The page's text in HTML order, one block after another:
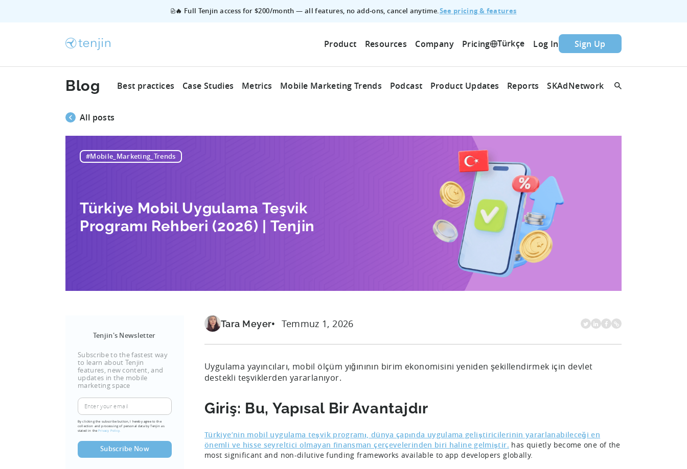
🔥 Full Tenjin access for $200/month — all features, no add‑ons, cancel anytime.See pricing & features
Product Resources Company Pricing Türkçe Log In Sign Up
Blog Best practices Case Studies Metrics Mobile Marketing Trends Podcast Product Updates Reports SKAdNetwork
All posts
#Mobile_Marketing_Trends
Türkiye Mobil Uygulama Teşvik
Programı Rehberi (2026) | Tenjin
Tenjin's Newsletter
Subscribe to the fastest way
to learn about Tenjin
features, new content, and
updates in the mobile
marketing space
By clicking the subscribe button, I hereby agree to the
collection and processing of personal data by Tenjin as
stated in thePrivacy Policy.
Tara Meyer Temmuz 1, 2026
Uygulama yayıncıları, mobil ölçüm yığınının birim ekonomisini yeniden şekillendirmek için devlet
destekli teşviklerden yararlanıyor.
Giriş: Bu, Yapısal Bir Avantajdır
Türkiye’nin mobil uygulama teşvik programı, dünya çapında uygulama geliştiricilerinin yararlanabileceği en
önemli ve hisse seyreltici olmayan finansman çerçevelerinden biri haline gelmiştir. has quietly become one of the
most significant and non-dilutive funding frameworks available to app developers globally.